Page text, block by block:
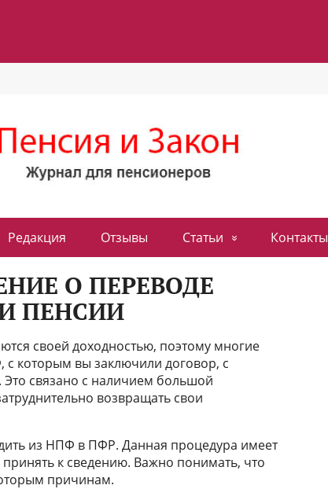
Редакция Отзывы Статьи Контакты
О ПЕРЕВОДЕ
ПЕНСИИ
своей доходностью, поэтому многие
с которым вы заключили договор, с
связано с наличием большой
возвращать свои
из НПФ в ПФР. Данная процедура имеет
к сведению. Важно понимать, что
причинам.